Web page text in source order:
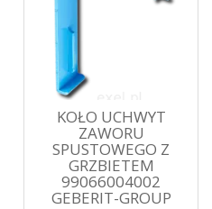
KOŁO UCHWYT
ZAWORU
SPUSTOWEGO Z
GRZBIETEM
99066004002
GEBERIT-GROUP